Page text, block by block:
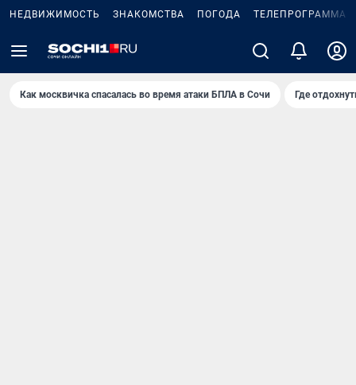
НЕДВИЖИМОСТЬ ЗНАКОМСТВА ПОГОДА ТЕЛЕПРОГРАММА
Как москвичка спасалась во время атаки БПЛА в Сочи Где